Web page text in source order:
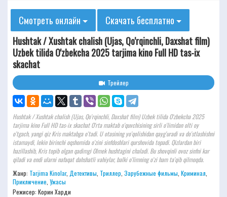
Смотреть онлайн
Скачать бесплатно
Hushtak / Xushtak chalish (Ujas, Qo'rqinchli, Daxshat film)
Uzbek tilida O'zbekcha 2025 tarjima kino Full HD tas-ix
skachat
Трейлер
Hushtak / Xushtak chalish (Ujas, Qo'rqinchli, Daxshat film) Uzbek tilida O'zbekcha 2025
tarjima kino Full HD tas-ix skachat O'rta maktab o'quvchisining sirli o'limidan olti oy
o'tgach, yangi qiz Kris maktabga o'tadi. U otasining yo'qolishidan qayg'uradi va do'stlashishni
istamaydi, lekin birinchi oqshomida o'zini sinfdoshlari qurshovida topadi. ​​Qizlardan biri
hazillashib, Kris topib olgan qadimgi Olmek hushtagini chaladi. Bu shovqinli ovoz sinfni kar
qiladi va endi ularni nafaqat dahshatli vahiylar, balki o'limning o'zi ham ta'qib qilmoqda.
Жанр: Tarjima Kinolar, Детективы Триллер Зарубежные фильмы Криминал
Приключение Ужасы
Режисер: Корин Харди